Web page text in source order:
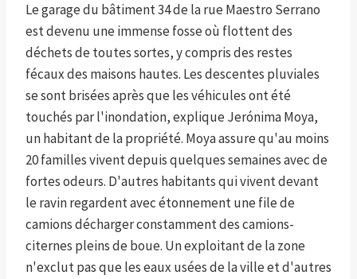
Le garage du bâtiment 34 de la rue Maestro Serrano
est devenu une immense fosse où flottent des
déchets de toutes sortes, y compris des restes
fécaux des maisons hautes. Les descentes pluviales
se sont brisées après que les véhicules ont été
touchés par l'inondation, explique Jerónima Moya,
un habitant de la propriété. Moya assure qu'au moins
20 familles vivent depuis quelques semaines avec de
fortes odeurs. D'autres habitants qui vivent devant
le ravin regardent avec étonnement une file de
camions décharger constamment des camions-
citernes pleins de boue. Un exploitant de la zone
n'exclut pas que les eaux usées de la ville et d'autres